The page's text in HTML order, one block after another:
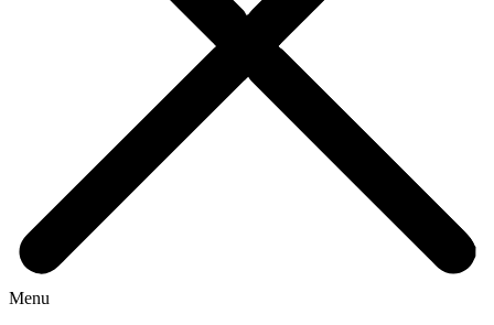
Menu